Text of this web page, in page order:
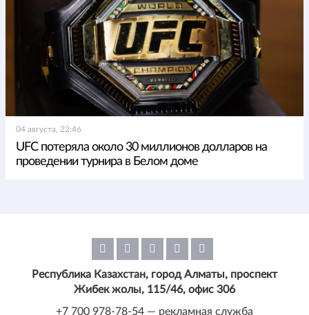
04 августа, 22:46
UFC потеряла около 30 миллионов долларов на
проведении турнира в Белом доме
Республика Казахстан, город Алматы, проспект
Жибек жолы, 115/46, офис 306
+7 700 978-78-54 — рекламная служба